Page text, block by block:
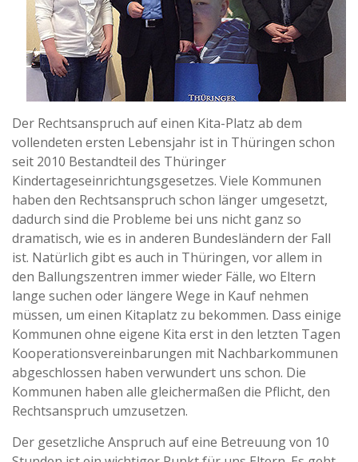
Der Rechtsanspruch auf einen Kita-Platz ab dem
vollendeten ersten Lebensjahr ist in Thüringen schon
seit 2010 Bestandteil des Thüringer
Kindertageseinrichtungsgesetzes. Viele Kommunen
haben den Rechtsanspruch schon länger umgesetzt,
dadurch sind die Probleme bei uns nicht ganz so
dramatisch, wie es in anderen Bundesländern der Fall
ist. Natürlich gibt es auch in Thüringen, vor allem in
den Ballungszentren immer wieder Fälle, wo Eltern
lange suchen oder längere Wege in Kauf nehmen
müssen, um einen Kitaplatz zu bekommen. Dass einige
Kommunen ohne eigene Kita erst in den letzten Tagen
Kooperationsvereinbarungen mit Nachbarkommunen
abgeschlossen haben verwundert uns schon. Die
Kommunen haben alle gleichermaßen die Pflicht, den
Rechtsanspruch umzusetzen.
Der gesetzliche Anspruch auf eine Betreuung von 10